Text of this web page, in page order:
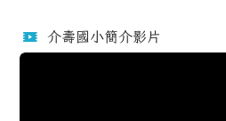
介壽國小簡介影片